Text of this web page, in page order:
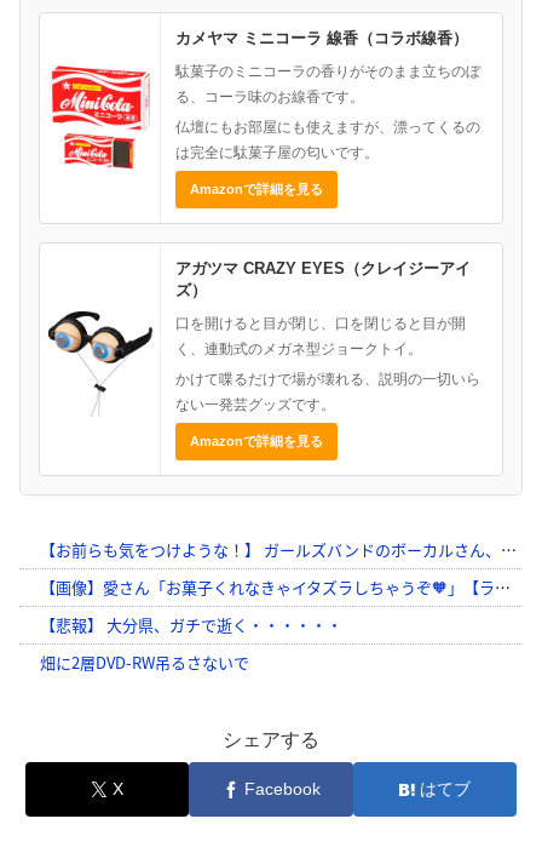
カメヤマ ミニコーラ 線香（コラボ線香）
駄菓子のミニコーラの香りがそのまま立ちのぼ
る、コーラ味のお線香です。
仏壇にもお部屋にも使えますが、漂ってくるの
は完全に駄菓子屋の匂いです。
Amazonで詳細を見る
アガツマ CRAZY EYES（クレイジーアイ
ズ）
口を開けると目が閉じ、口を閉じると目が開
く、連動式のメガネ型ジョークトイ。
かけて喋るだけで場が壊れる、説明の一切いら
ない一発芸グッズです。
Amazonで詳細を見る
シェアする
X Facebook はてブ